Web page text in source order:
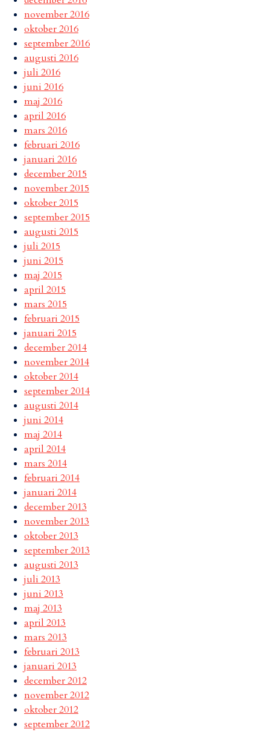
november 2016
oktober 2016
september 2016
augusti 2016
juli 2016
juni 2016
maj 2016
april 2016
mars 2016
februari 2016
januari 2016
december 2015
november 2015
oktober 2015
september 2015
augusti 2015
juli 2015
juni 2015
maj 2015
april 2015
mars 2015
februari 2015
januari 2015
december 2014
november 2014
oktober 2014
september 2014
augusti 2014
juni 2014
maj 2014
april 2014
mars 2014
februari 2014
januari 2014
december 2013
november 2013
oktober 2013
september 2013
augusti 2013
juli 2013
juni 2013
maj 2013
april 2013
mars 2013
februari 2013
januari 2013
december 2012
november 2012
oktober 2012
september 2012